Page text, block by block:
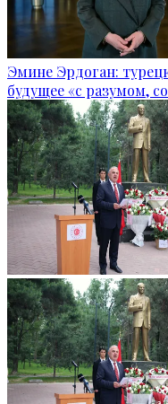
Эмине Эрдоган:
будущее «с разумом,